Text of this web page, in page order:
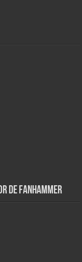
de FanHammer